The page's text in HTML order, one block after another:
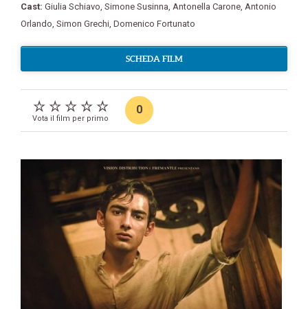
Cast: Giulia Schiavo Simone Susinna Antonella Carone Antonio
Orlando Simon Grechi Domenico Fortunato
SCHEDA FILM
Vota il film per primo
0